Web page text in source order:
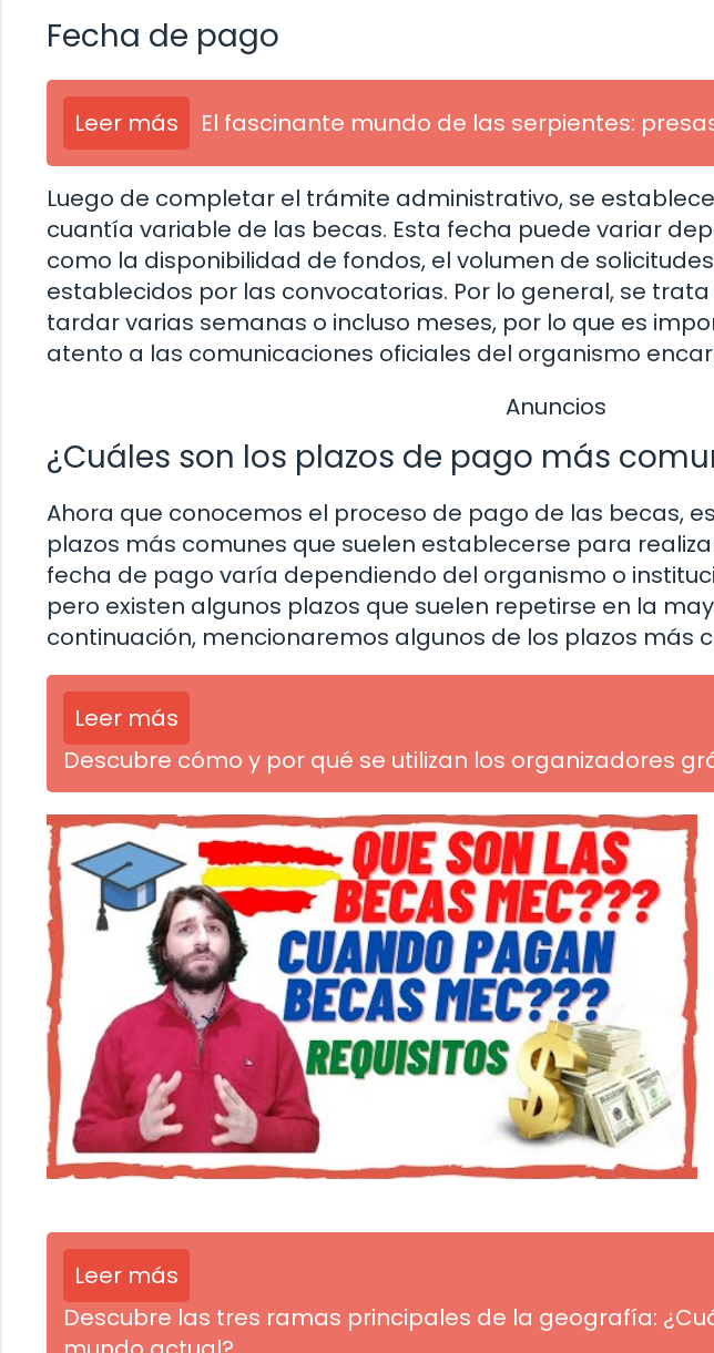
Fecha de pago
Leer más El fascinante mundo de las serpientes:
Luego de completar el trámite administrativo, se
cuantía variable de las becas. Esta fecha puede variar
como la disponibilidad de fondos, el volumen de
establecidos por las convocatorias. Por lo general, se
tardar varias semanas o incluso meses, por lo que es
atento a las comunicaciones oficiales del organismo
Anuncios
¿Cuáles son los plazos de pago más
Ahora que conocemos el proceso de pago de las becas,
plazos más comunes que suelen establecerse para
fecha de pago varía dependiendo del organismo o
pero existen algunos plazos que suelen repetirse en la
continuación, mencionaremos algunos de los plazos más
Leer más
Descubre cómo y por qué se utilizan los organizadores
Leer más
Descubre las tres ramas principales de la geografía: